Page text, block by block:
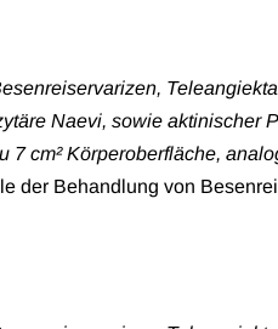
Naevi, sowie aktinischer
7 cm² Körperoberfläche,
der Behandlung von